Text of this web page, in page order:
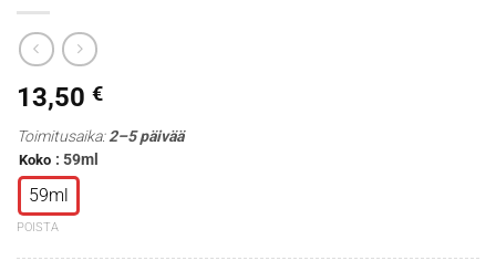
13,50 €
Toimitusaika:2–5 päivää
Koko : 59ml
59ml
POISTA